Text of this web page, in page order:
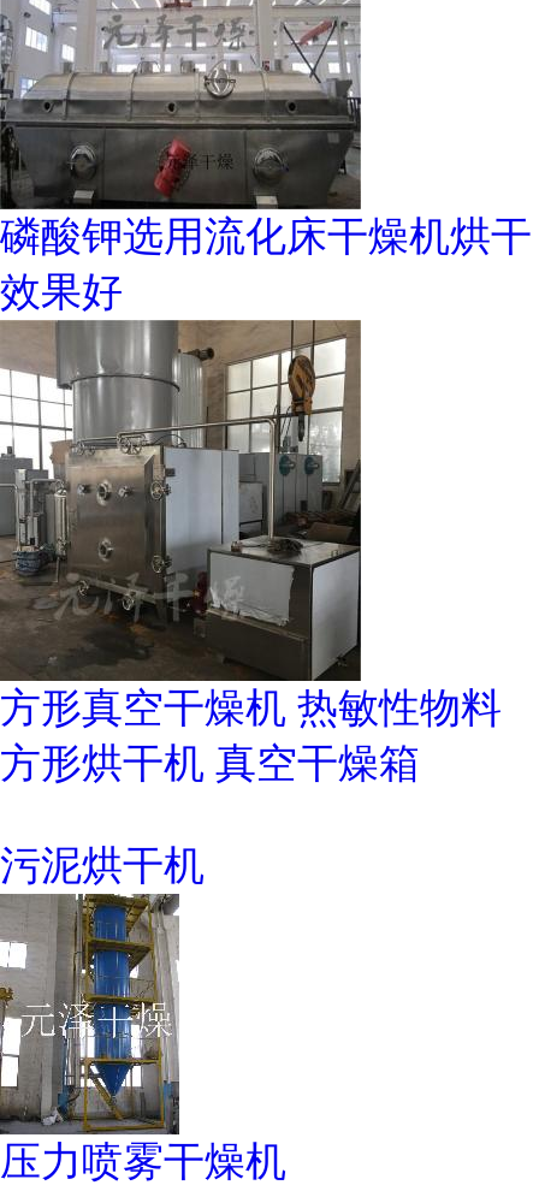
磷酸钾选用流化床干燥机烘干
效果好
方形真空干燥机 热敏性物料
方形烘干机 真空干燥箱
污泥烘干机
压力喷雾干燥机